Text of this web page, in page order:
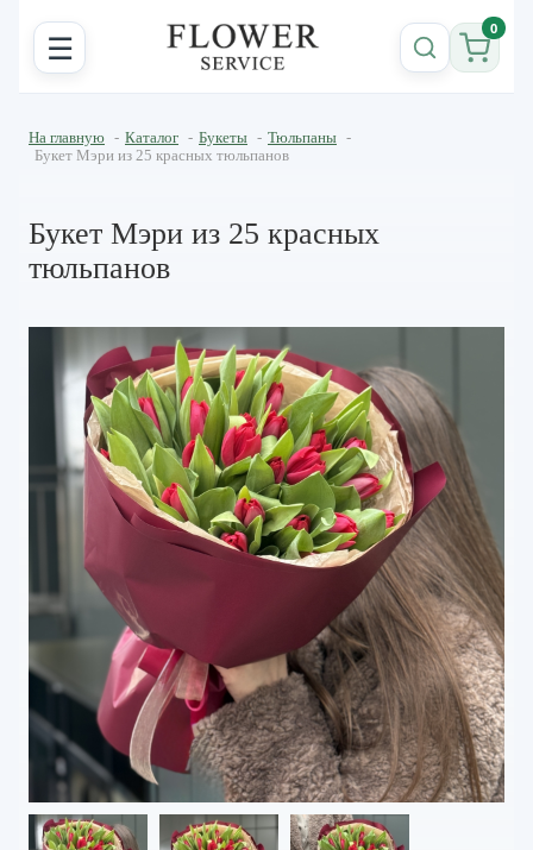
☰ 0
На главную - Каталог - Букеты - Тюльпаны -
Букет Мэри из 25 красных тюльпанов
Букет Мэри из 25 красных
тюльпанов